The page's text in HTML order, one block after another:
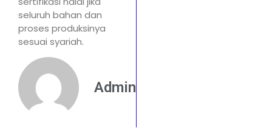
seluruh bahan dan
proses produksinya
sesuai syariah.
Admin